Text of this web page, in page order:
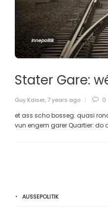
Innepolitik
Stater Gare:
Guy Kaiser, 7 years ago 0
et ass scho bosseg: quasi
vun engem garer Quartier: do
AUSSEPOLITIK